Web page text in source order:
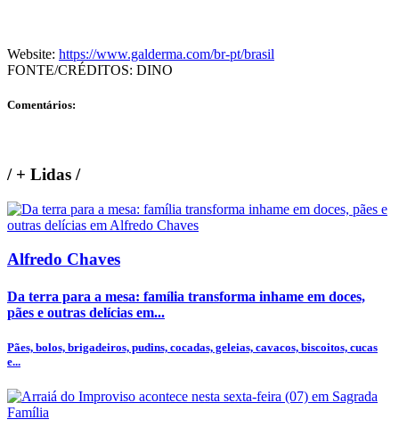
Website: https://www.galderma.com/br-pt/brasil
FONTE/CRÉDITOS: DINO
Comentários:
/+ Lidas /
Alfredo Chaves
Da terra para a mesa: família transforma inhame em doces,
pães e outras delícias em...
Pães, bolos, brigadeiros, pudins, cocadas, geleias, cavacos, biscoitos, cucas
e...